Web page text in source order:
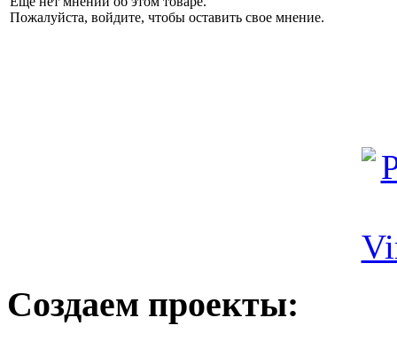
Пожалуйста, войдите, чтобы оставить свое мнение.
Создаем проекты: